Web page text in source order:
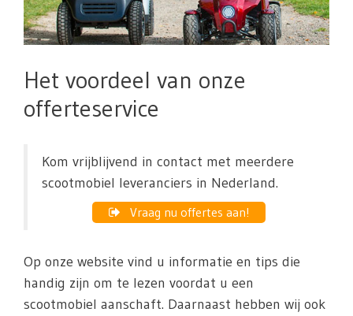
Het voordeel van onze
offerteservice
Kom vrijblijvend in contact met meerdere
scootmobiel leveranciers in Nederland.
Vraag nu offertes aan!
Op onze website vind u informatie en tips die
handig zijn om te lezen voordat u een
scootmobiel aanschaft. Daarnaast hebben wij ook